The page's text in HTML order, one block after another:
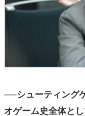
──シューティング
オゲーム史全体と